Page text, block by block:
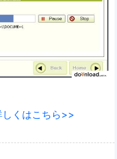
くはこちら>>